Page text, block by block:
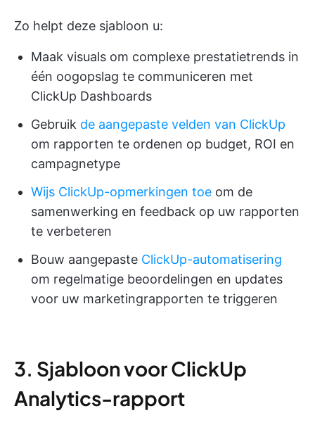
Zo helpt deze sjabloon u:
Maak visuals om complexe prestatietrends in
één oogopslag te communiceren met
ClickUp Dashboards
Gebruik de aangepaste velden van ClickUp
om rapporten te ordenen op budget, ROI en
campagnetype
Wijs ClickUp-opmerkingen toe om de
samenwerking en feedback op uw rapporten
te verbeteren
Bouw aangepaste ClickUp-automatisering
om regelmatige beoordelingen en updates
voor uw marketingrapporten te triggeren
3. Sjabloon voor ClickUp
Analytics-rapport